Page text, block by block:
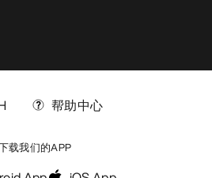
帮助中心
载我们的APP